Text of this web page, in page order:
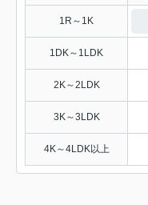
1R～1K
1DK～1LDK
2K～2LDK
3K～3LDK
4K～4LDK以上